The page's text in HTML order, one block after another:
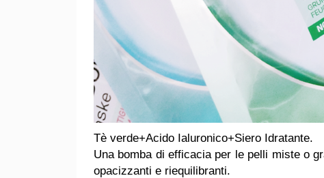
Tè verde+Acido Ialuronico+Siero Idratante.
Una bomba di efficacia per le pelli miste o
opacizzanti e riequilibranti.